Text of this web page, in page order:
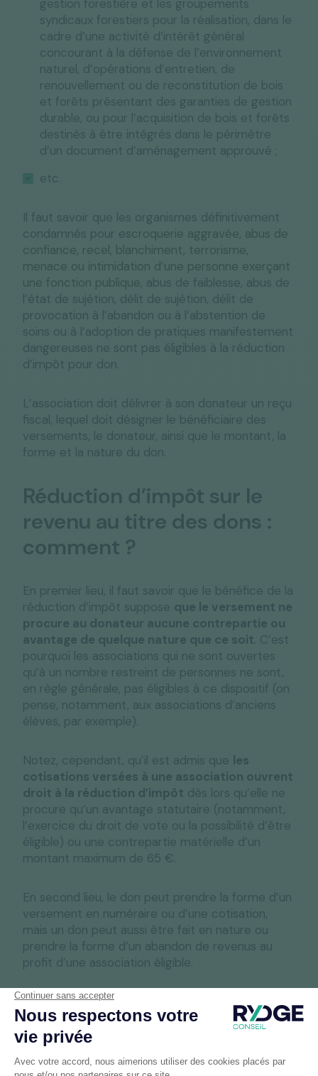
gestion forestière et les groupements
syndicaux forestiers pour la réalisation, dans le
cadre d’une activité d’intérêt général
concourant à la défense de l’environnement
naturel, d’opérations d’entretien, de
renouvellement ou de reconstitution de bois
et forêts présentant des garanties de gestion
durable, ou pour l’acquisition de bois et forêts
destinés à être intégrés dans le périmètre
d’un document d’aménagement approuvé ;
etc.
Il faut savoir que les organismes définitivement
condamnés pour escroquerie aggravée, abus de
confiance, recel, blanchiment, terrorisme,
menace ou intimidation d’une personne exerçant
une fonction publique, abus de faiblesse, abus de
l’état de sujétion, délit de sujétion, délit de
provocation à l’abandon ou à l’abstention de
soins ou à l’adoption de pratiques manifestement
dangereuses ne sont pas éligibles à la réduction
d’impôt pour don.
L’association doit délivrer à son donateur un reçu
fiscal, lequel doit désigner le bénéficiaire des
versements, le donateur, ainsi que le montant, la
forme et la nature du don.
Réduction d’impôt sur le
revenu au titre des dons :
comment ?
En premier lieu, il faut savoir que le bénéfice de la
réduction d’impôt suppose que le versement ne
procure au donateur aucune contrepartie ou
avantage de quelque nature que ce soit . C’est
pourquoi les associations qui ne sont ouvertes
qu’à un nombre restreint de personnes ne sont,
en règle générale, pas éligibles à ce dispositif (on
pense, notamment, aux associations d’anciens
élèves, par exemple).
Notez, cependant, qu’il est admis que les
cotisations versées à une association ouvrent
droit à la réduction d’impôt dès lors qu’elle ne
procure qu’un avantage statutaire (notamment,
l’exercice du droit de vote ou la possibilité d’être
éligible) ou une contrepartie matérielle d’un
montant maximum de 65 €.
En second lieu, le don peut prendre la forme d’un
versement en numéraire ou d’une cotisation,
mais un don peut aussi être fait en nature ou
prendre la forme d’un abandon de revenus au
profit d’une association éligible.
De la même manière, il est possible de renoncer
au remboursement de frais engagés dans le
cadre d’une activité bénévole dans une
association éligible, ce renoncement ouvrant
alors droit à la réduction d’impôt.